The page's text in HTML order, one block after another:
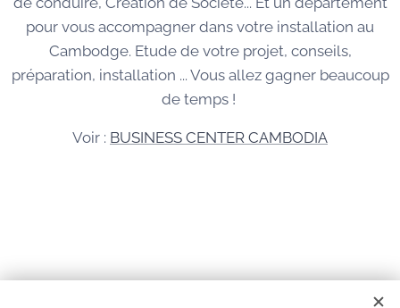
pour vous accompagner dans votre installation au
Cambodge. Etude de votre projet, conseils,
préparation, installation ... Vous allez gagner beaucoup
de temps !
Voir : BUSINESS CENTER CAMBODIA